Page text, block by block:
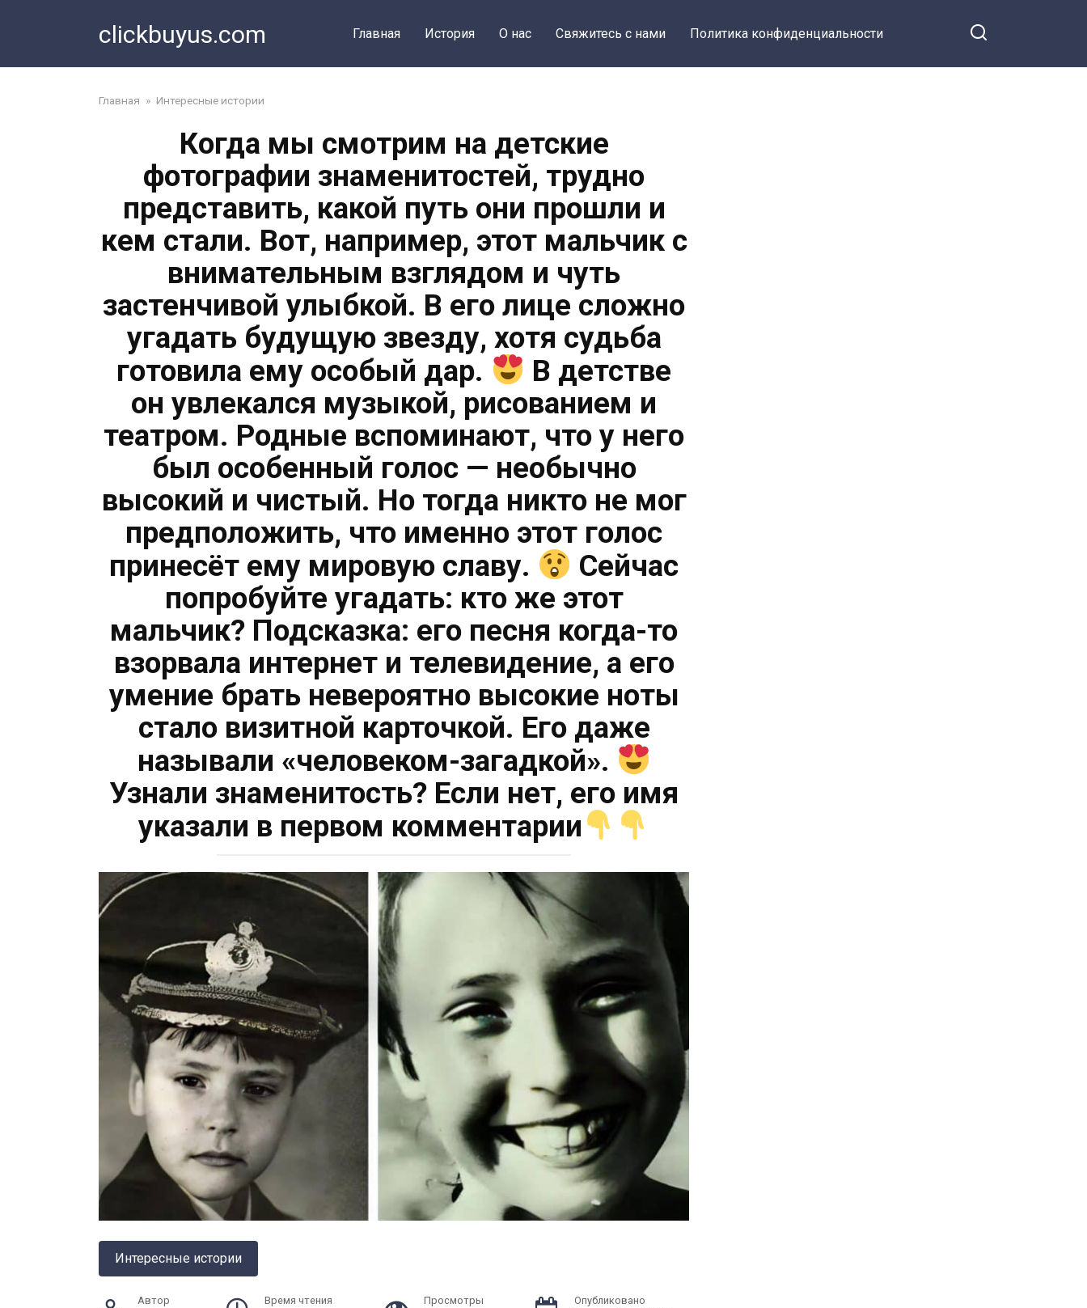
clickbuyus.com Главная История О нас Свяжитесь с нами Политика конфиденциальности
Главная » Интересные истории
Когда мы смотрим на детские
фотографии знаменитостей, трудно
представить, какой путь они прошли и
кем стали. Вот, например, этот мальчик с
внимательным взглядом и чуть
застенчивой улыбкой. В его лице сложно
угадать будущую звезду, хотя судьба
готовила ему особый дар.
В детстве
он увлекался музыкой, рисованием и
театром. Родные вспоминают, что у него
был особенный голос — необычно
высокий и чистый. Но тогда никто не мог
предположить, что именно этот голос
принесёт ему мировую славу.
Сейчас
попробуйте угадать: кто же этот
мальчик? Подсказка: его песня когда-то
взорвала интернет и телевидение, а его
умение брать невероятно высокие ноты
стало визитной карточкой. Его даже
называли «человеком-загадкой».
Узнали знаменитость? Если нет, его имя
указали в первом комментарии
Интересные истории
Автор Время чтения Просмотры Опубликовано